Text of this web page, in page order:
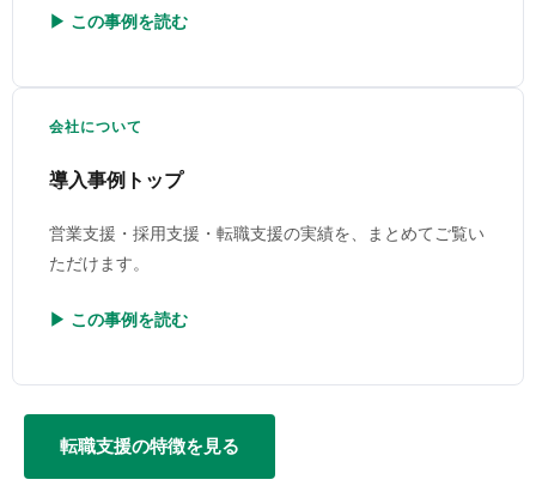
▶ この事例を読む
会社について
導入事例トップ
営業支援・採用支援・転職支援の実績を、まとめてご覧い
ただけます。
▶ この事例を読む
転職支援の特徴を見る